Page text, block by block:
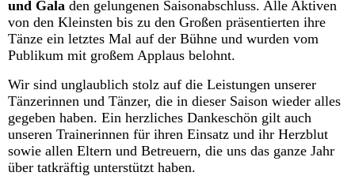
und Gala den gelungenen Saisonabschluss. Alle Aktiven
von den Kleinsten bis zu den Großen präsentierten ihre
Tänze ein letztes Mal auf der Bühne und wurden vom
Publikum mit großem Applaus belohnt.
Wir sind unglaublich stolz auf die Leistungen unserer
Tänzerinnen und Tänzer, die in dieser Saison wieder alles
gegeben haben. Ein herzliches Dankeschön gilt auch
unseren Trainerinnen für ihren Einsatz und ihr Herzblut
sowie allen Eltern und Betreuern, die uns das ganze Jahr
über tatkräftig unterstützt haben.